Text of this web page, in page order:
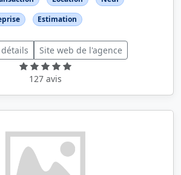
Estimation
Site web de l'agence
127 avis